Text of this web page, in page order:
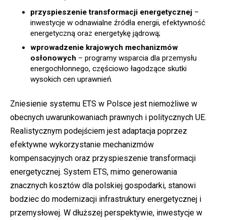
przyspieszenie transformacji energetycznej –
inwestycje w odnawialne źródła energii, efektywność
energetyczną oraz energetykę jądrową;
wprowadzenie krajowych mechanizmów
osłonowych – programy wsparcia dla przemysłu
energochłonnego, częściowo łagodzące skutki
wysokich cen uprawnień.
Zniesienie systemu ETS w Polsce jest niemożliwe w
obecnych uwarunkowaniach prawnych i politycznych UE.
Realistycznym podejściem jest adaptacja poprzez
efektywne wykorzystanie mechanizmów
kompensacyjnych oraz przyspieszenie transformacji
energetycznej. System ETS, mimo generowania
znacznych kosztów dla polskiej gospodarki, stanowi
bodziec do modernizacji infrastruktury energetycznej i
przemysłowej. W dłuższej perspektywie, inwestycje w